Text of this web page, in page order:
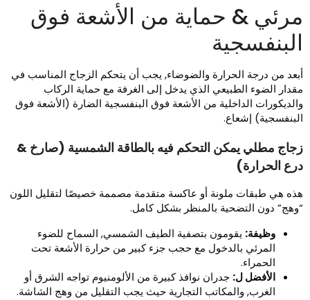
& حماية من الأشعة فوق
من درجة الحرارة والضوضاء, يجب أن يتحكم الزجاج المناسب في
الضوء الطبيعي الذي يدخل إلى الغرفة مع حماية الركاب
الداخلية من الأشعة فوق البنفسجية الضارة (الأشعة فوق
إشعاع.
مطلي يمكن التحكم فيه بالطاقة الشمسية (صارخ &
الحرارة)
هي طبقات ملونة أو عاكسة متقدمة مصممة خصيصًا لتقليل اللون
دون التضحية بالمنظر بشكل كامل.
وظيفة:يقومون بتصفية الطيف الشمسي, السماح للضوء
المرئي بالدخول مع حجب جزء كبير من حرارة الأشعة تحت
الحمراء.
الأفضل ل:جدران نوافذ كبيرة من الألومنيوم تواجه الشرق أو
الغرب, والمكاتب التجارية حيث يجب التقليل من وهج الشاشة.